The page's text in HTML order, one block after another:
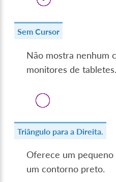
Sem Cursor
Não mostra nenhum
monitores de tabletes.
Triângulo para a Direita.
Oferece um
um contorno preto.